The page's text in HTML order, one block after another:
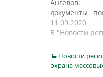
Ангелов.
документы
портале
Начальная
выделены из
11.09.2020
В "Новости
Categories
Новости
охрана